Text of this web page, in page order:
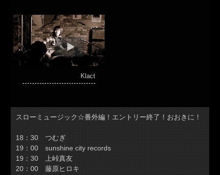
Klact
スローミュージック☆番外編！エントリー終了！おおきに！
18：30 つむぎ
19：00 sunshine city records
19：30 上峠真友
20：00 藤原ヒロキ